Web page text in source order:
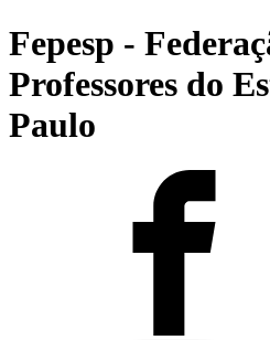
Fepesp -
Professores do
Paulo